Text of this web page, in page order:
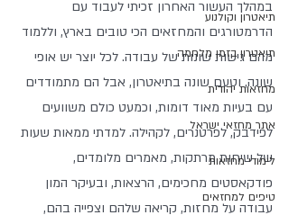
תיאטרון וקולנוע
תיאטרון בזמן מלחמה
מחזאות יהודית
אתר מחזאי ישראל
לימודי מחזאות
טיפים למחזאים
במהלך העשור האחרון זכיתי לעבוד עם
הדרמטורגים והמחזאים הכי טובים בארץ, וללמוד
מהם גישות שונות של עבודה. לכל יוצר יש אופי
שונה, וטעם שונה בתיאטרון, אבל הם מתמודדים
עם בעיות מאוד דומות, וכמעט כולם משוועים
לפידבק, לפרטנרים, לקהילה. למדתי ממאות שעות
של שיחות מרתקות, מאמרים מלומדים,
פודקאסטים מחכימים, הרצאות, ובעיקר המון
עבודה על מחזות, קריאה שלהם וצפייה בהם,